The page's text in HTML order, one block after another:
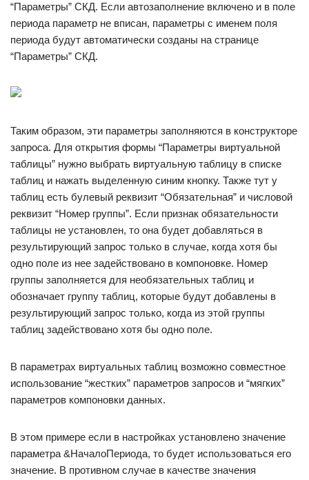
“Параметры” СКД. Если автозаполнение включено и в поле
периода параметр не вписан, параметры с именем поля
периода будут автоматически созданы на странице
“Параметры” СКД.
Таким образом, эти параметры заполняются в конструкторе
запроса. Для открытия формы “Параметры виртуальной
таблицы” нужно выбрать виртуальную таблицу в списке
таблиц и нажать выделенную синим кнопку. Также тут у
таблиц есть булевый реквизит “Обязательная” и числовой
реквизит “Номер группы”. Если признак обязательности
таблицы не установлен, то она будет добавляться в
результирующий запрос только в случае, когда хотя бы
одно поле из нее задействовано в компоновке. Номер
группы заполняется для необязательных таблиц и
обозначает группу таблиц, которые будут добавлены в
результирующий запрос только, когда из этой группы
таблиц задействовано хотя бы одно поле.
В параметрах виртуальных таблиц возможно совместное
использование “жестких” параметров запросов и “мягких”
параметров компоновки данных.
В этом примере если в настройках установлено значение
параметра &НачалоПериода, то будет использоваться его
значение. В противном случае в качестве значения